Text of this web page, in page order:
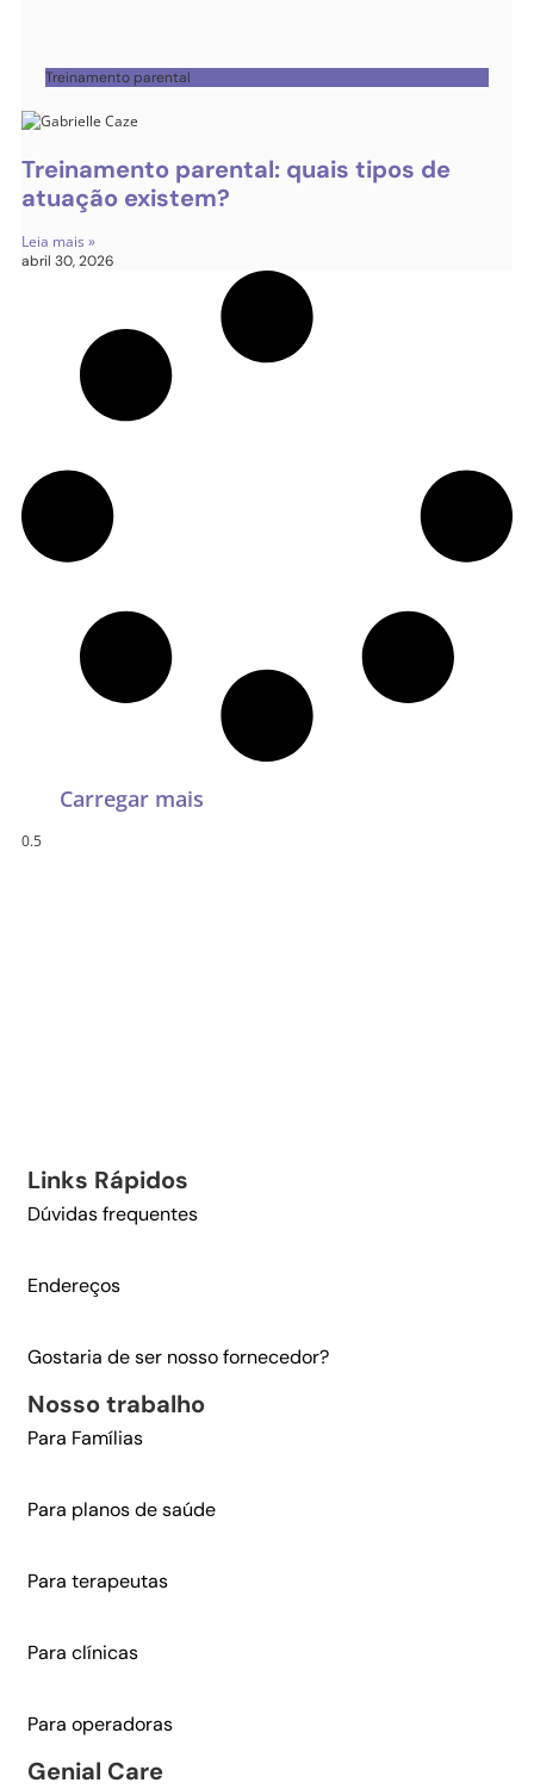
Treinamento parental
Treinamento parental: quais tipos de
atuação existem?
Leia mais »
abril 30, 2026
Carregar mais
Links Rápidos​
Dúvidas frequentes
Endereços
Gostaria de ser nosso fornecedor?
Nosso trabalho​
Para Famílias
Para planos de saúde
Para terapeutas
Para clínicas
Para operadoras
Genial Care​